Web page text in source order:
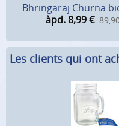
Bhringaraj Churna
àpd. 8,99€
Les clients qui ont